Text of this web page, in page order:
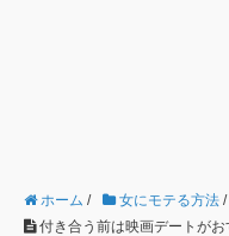
ホーム / 女にモテる方法 /
付き合う前は映画デートがお